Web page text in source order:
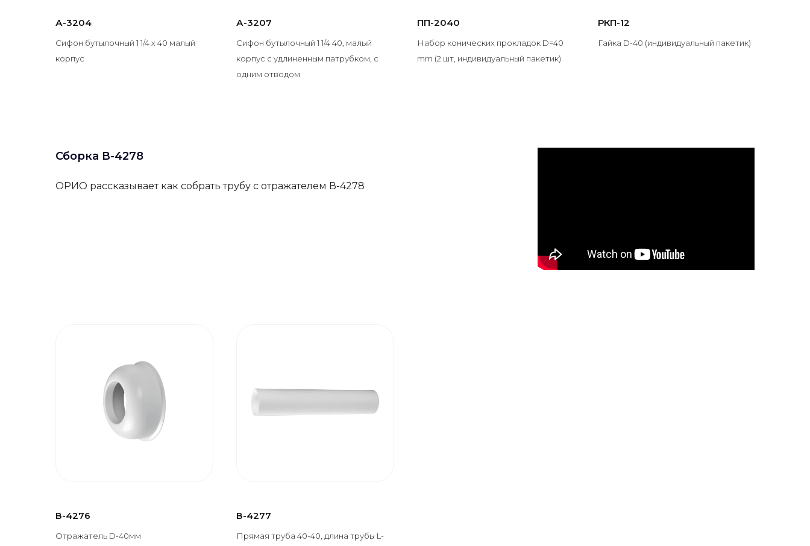
А-3204
Сифон бутылочный 1 1/4 х 40 малый
корпус
А-3207
Сифон бутылочный 1 1/4 40, малый
корпус с удлиненным патрубком, с
одним отводом
ПП-2040
Набор конических прокладок D=40
mm (2 шт, индивидуальный пакетик)
РКП-12
Гайка D-40 (индивидуальный пакетик)
Сборка В-4278
ОРИО рассказывает как собрать трубу с отражателем В-4278
В-4276
Отражатель D-40мм
В-4277
Прямая труба 40-40, длина трубы L-